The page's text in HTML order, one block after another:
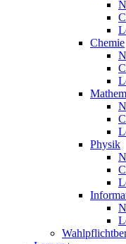
Chemie
Physik